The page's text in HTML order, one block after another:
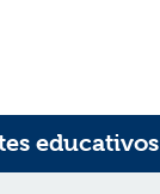
educativos